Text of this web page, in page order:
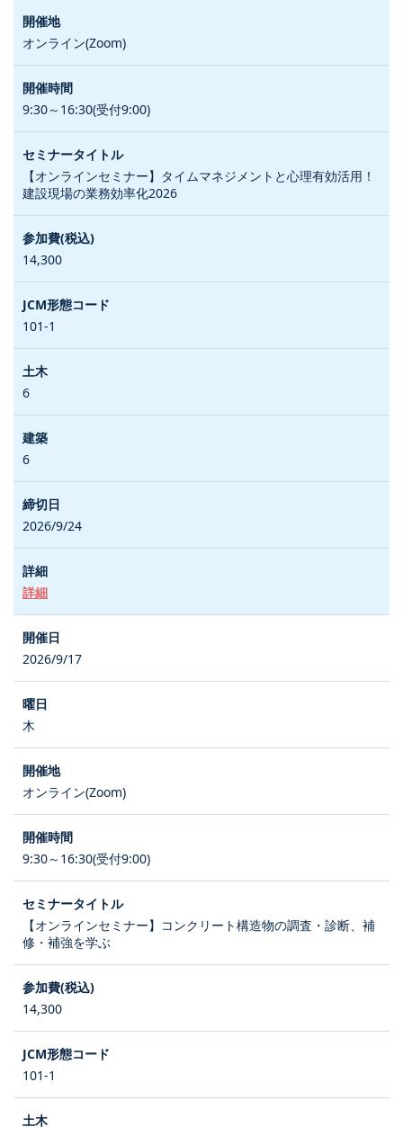
オンライン(Zoom)
9:30～16:30(受付9:00)
【オンラインセミナー】タイムマネジメントと心理有効活用！
建設現場の業務効率化2026
14,300
101-1
6
6
2026/9/24
詳細
2026/9/17
木
オンライン(Zoom)
9:30～16:30(受付9:00)
【オンラインセミナー】コンクリート構造物の調査・診断、補
修・補強を学ぶ
14,300
101-1